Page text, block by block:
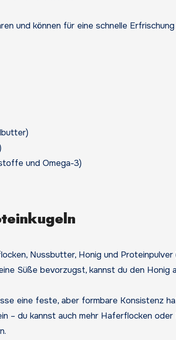
und können für eine schnelle
und Omega-3)
Nussbutter, Honig und Proteinpulver
Süße bevorzugst, kannst du den Honig
eine feste, aber formbare Konsistenz
– du kannst auch mehr Haferflocken